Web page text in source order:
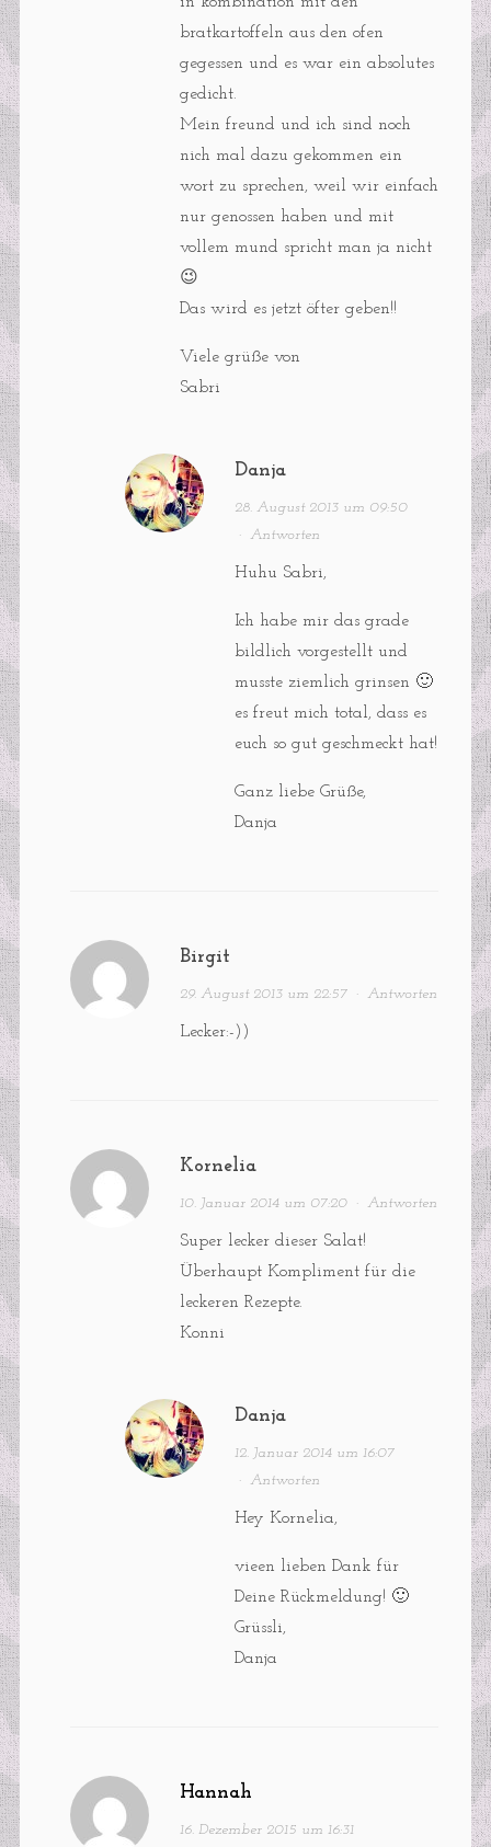
bratkartoffeln aus den ofen
gegessen und es war ein absolutes
gedicht.
Mein freund und ich sind noch
nich mal dazu gekommen ein
wort zu sprechen, weil wir einfach
nur genossen haben und mit
vollem mund spricht man ja nicht
😉
Das wird es jetzt öfter geben!!
Viele grüße von
Sabri
Danja
28. August 2013 um 09:50
· Antworten
Huhu Sabri,
Ich habe mir das grade
bildlich vorgestellt und
musste ziemlich grinsen 🙂
es freut mich total, dass es
euch so gut geschmeckt hat!
Ganz liebe Grüße,
Danja
Birgit
29. August 2013 um 22:57· Antworten
Lecker:-))
Kornelia
10. Januar 2014 um 07:20· Antworten
Super lecker dieser Salat!
Überhaupt Kompliment für die
leckeren Rezepte.
Konni
Danja
12. Januar 2014 um 16:07
· Antworten
Hey Kornelia,
vieen lieben Dank für
Deine Rückmeldung! 🙂
Grüssli,
Danja
Hannah
16. Dezember 2015 um 16:31